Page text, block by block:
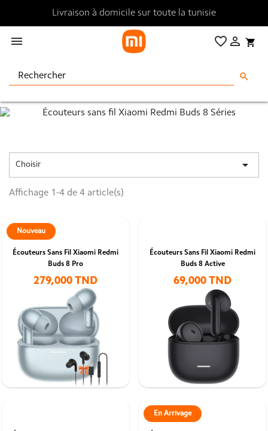
Livraison à domicile sur toute la tunisie
 shopping_cart

favorite_border
search
Choisir 
Affichage 1-4 de 4 article(s)
Écouteurs Sans Fil Xiaomi Redmi
Buds 8 Pro
279,000 TND
Nouveau
Écouteurs Sans Fil Xiaomi Redmi
Buds 8 Active
69,000 TND
En Arrivage